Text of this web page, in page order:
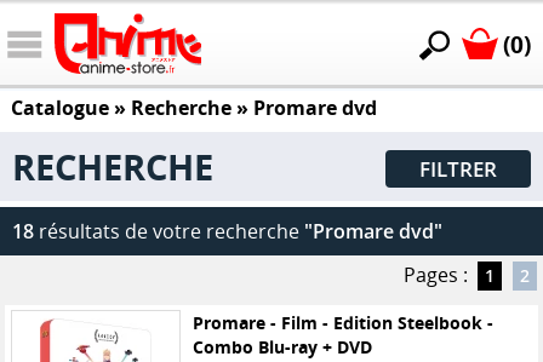
(0)
Catalogue» Recherche » Promare dvd
RECHERCHE FILTRER
18 résultats de votre recherche "Promare dvd"
Pages :
1 2
Promare - Film - Edition Steelbook -
Combo Blu-ray + DVD